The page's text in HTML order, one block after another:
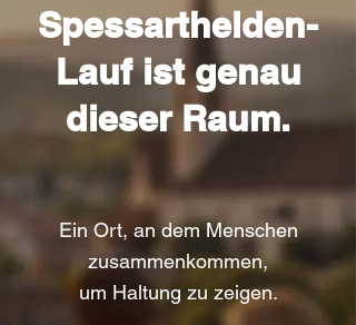
Spessarthelden-
Lauf ist genau
dieser Raum.
Ein Ort, an dem Menschen
zusammenkommen,
um Haltung zu zeigen.